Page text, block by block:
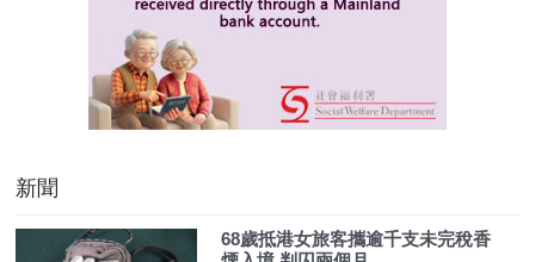
新聞
68歲抵港女旅客攜逾千支未完稅香